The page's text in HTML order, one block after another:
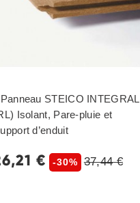
STEICO INTEGRAL
Isolant, Pare-pluie et
d’enduit
€ -30% 37,44 €